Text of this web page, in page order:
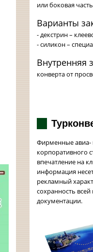
или боковая
Варианты
- декстрин –
- силикон –
Внутренняя
конверта от
Фирменные авиа-
корпоративного
впечатление на
информация
рекламный
сохранность
документации.